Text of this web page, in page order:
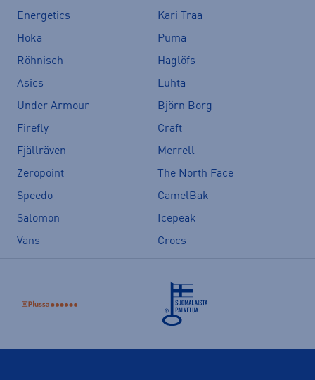
Energetics
Kari Traa
Hoka
Puma
Röhnisch
Haglöfs
Asics
Luhta
Under Armour
Björn Borg
Firefly
Craft
Fjällräven
Merrell
Zeropoint
The North Face
Speedo
CamelBak
Salomon
Icepeak
Vans
Crocs